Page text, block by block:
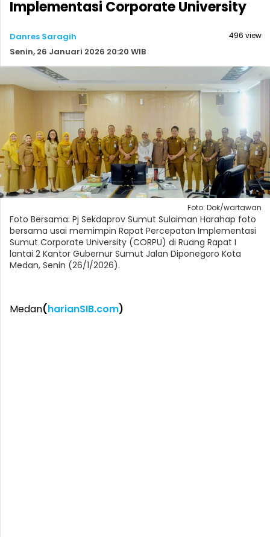
Implementasi Corporate University
Danres Saragih
Senin, 26 Januari 2026 20:20 WIB
496 view
Foto: Dok/wartawan
Foto Bersama: Pj Sekdaprov Sumut Sulaiman Harahap foto
bersama usai memimpin Rapat Percepatan Implementasi
Sumut Corporate University (CORPU) di Ruang Rapat I
lantai 2 Kantor Gubernur Sumut Jalan Diponegoro Kota
Medan, Senin (26/1/2026).
Medan(harianSIB.com)